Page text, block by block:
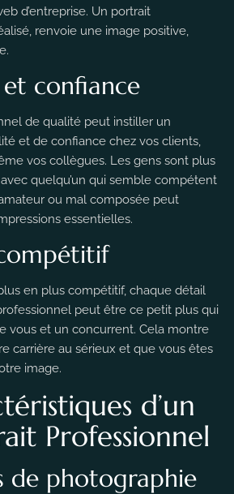
d’entreprise. Un portrait
renvoie une image positive,
confiance
de qualité peut instiller un
et de confiance chez vos clients,
vos collègues. Les gens sont plus
quelqu’un qui semble compétent
ou mal composée peut
essentielles.
en plus compétitif, chaque détail
peut être ce petit plus qui
vous et un concurrent. Cela montre
carrière au sérieux et que vous êtes
image.
d’un
Professionnel
de photographie